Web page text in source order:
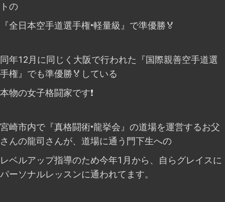
トの
『全日本空手道選手権•軽量級』で準優勝🏅
同年12月に同じく大阪で行われた『国際親善空手道選
手権』でも準優勝🏅している
本物の女子格闘家です❗
宮崎市内で『真格闘術•龍挙会』の道場を運営するお父
さんの龍司さんが、道場に通う門下生への
レベルアップ指導のため今年1月から、自らグレイスに
パーソナルレッスンに通われてます。